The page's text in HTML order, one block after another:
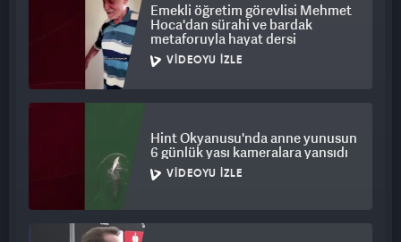
Emekli öğretim görevlisi Mehmet
Hoca'dan sürahi ve bardak
metaforuyla hayat dersi
VIDEOYU İZLE
Hint Okyanusu'nda anne yunusun
6 günlük yası kameralara yansıdı
VIDEOYU İZLE